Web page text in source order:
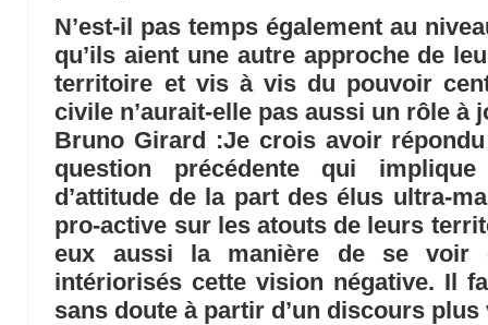
N’est-il pas temps également au
qu’ils aient une autre approche de
territoire et vis à vis du pouvoir
civile n’aurait-elle pas aussi un rôle à
Bruno Girard :Je crois avoir
question précédente qui
d’attitude de la part des élus ultra-
pro-active sur les atouts de leurs
eux aussi la manière de se voir
intériorisés cette vision négative. Il
sans doute à partir d’un discours